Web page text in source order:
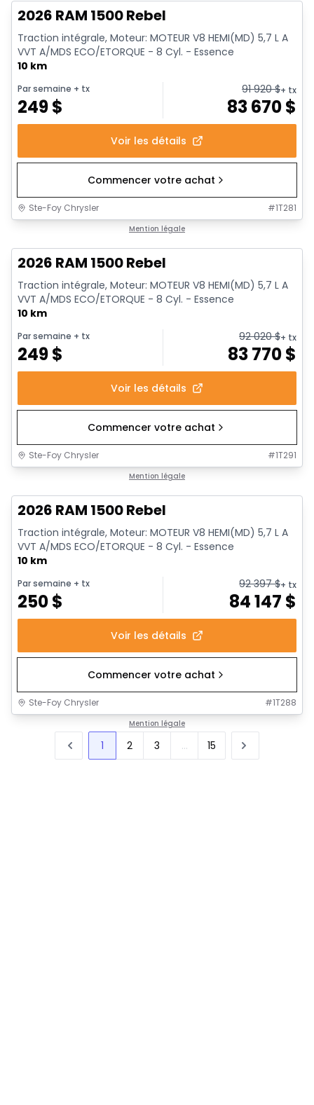
2026 RAM 1500 Rebel
Traction intégrale, Moteur: MOTEUR V8 HEMI(MD) 5,7 L A
VVT A/MDS ECO/ETORQUE - 8 Cyl. - Essence
10 km
Par semaine + tx
249$
91 920$+ tx
83 670$
Voir les détails
Commencer votre achat
Ste-Foy Chrysler #1T281
Mention légale
2026 RAM 1500 Rebel
Traction intégrale, Moteur: MOTEUR V8 HEMI(MD) 5,7 L A
VVT A/MDS ECO/ETORQUE - 8 Cyl. - Essence
10 km
Par semaine + tx
249$
92 020$+ tx
83 770$
Voir les détails
Commencer votre achat
Ste-Foy Chrysler #1T291
Mention légale
2026 RAM 1500 Rebel
Traction intégrale, Moteur: MOTEUR V8 HEMI(MD) 5,7 L A
VVT A/MDS ECO/ETORQUE - 8 Cyl. - Essence
10 km
Par semaine + tx
250$
92 397$+ tx
84 147 $
Voir les détails
Commencer votre achat
Ste-Foy Chrysler #1T288
Mention légale
1 2 3 ... 15